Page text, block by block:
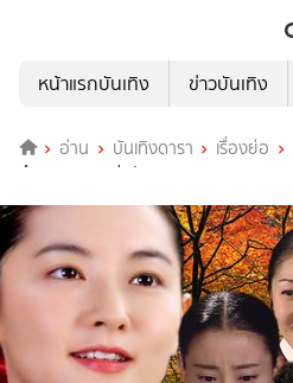
หน้าแรกบันเทิง
ข่าวบันเทิง
อ่าน บันเทิงดารา เรื่องย่อ
กึม จอมนางแห่งวังหลวง